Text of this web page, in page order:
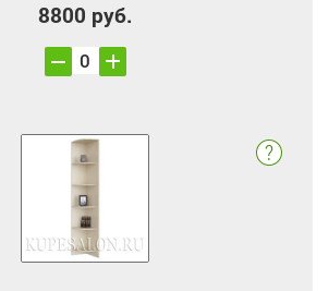
8800 руб.